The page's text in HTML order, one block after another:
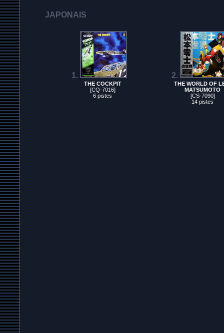
JAPONAIS
1.
THE COCKPIT
[CQ-7016]
6 pistes
2.
THE WORLD OF
MATSUMOTO
[CS-7090]
14 pistes